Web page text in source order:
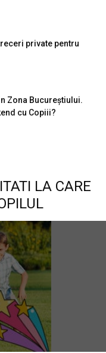
private pentru
Zona Bucureştiului.
cu Copiii?
LA CARE